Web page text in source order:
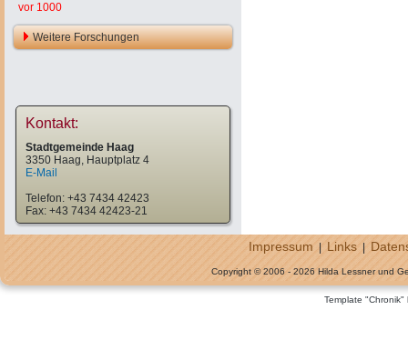
vor 1000
Weitere Forschungen
Kontakt:
Stadtgemeinde Haag
3350 Haag, Hauptplatz 4
E-Mail
Telefon: +43 7434 42423
Fax: +43 7434 42423-21
Impressum|Links|
Copyright © 2006 - 2026 Hilda Lessner und
Template